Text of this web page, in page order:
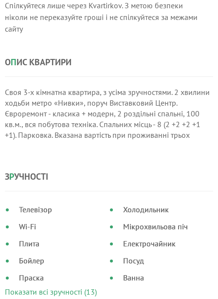
Спілкуйтеся лише через Kvartirkov. З метою безпеки
ніколи не переказуйте гроші і не спілкуйтеся за межами
сайту
ОПИС КВАРТИРИ
Своя 3-х кімнатна квартира, з усіма зручностями. 2 хвилини
ходьби метро «Нивки», поруч Виставковий Центр.
Євроремонт - класика + модерн, 2 роздільні спальні, 100
кв.м., вся побутова техніка. Спальних місць - 8 (2 +2 +2 +1
+1). Парковка. Вказана вартість при проживанні трьох
ЗРУЧНОСТІ
Телевізор
Wi-Fi
Плита
Бойлер
Праска
Холодильник
Мікрохвильова піч
Електрочайник
Посуд
Ванна
Показати всі зручності (13)